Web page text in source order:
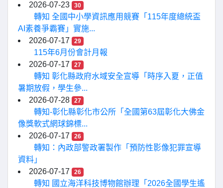
2026-07-23
30
轉知 全國中小學資訊應用競賽「115年度總統盃
AI素養爭霸賽」實施...
2026-07-17
29
115年6月份會計月報
2026-07-17
27
轉知 彰化縣政府水域安全宣導「時序入夏，正值
暑期放假，學生參...
2026-07-28
27
轉知-彰化縣彰化市公所「全國第63屆彰化大佛金
像獎軟式網球錦標...
2026-07-17
26
轉知：內政部警政署製作「預防性影像犯罪宣導
資料」
2026-07-17
26
轉知 國立海洋科技博物館辦理「2026全國學生遙